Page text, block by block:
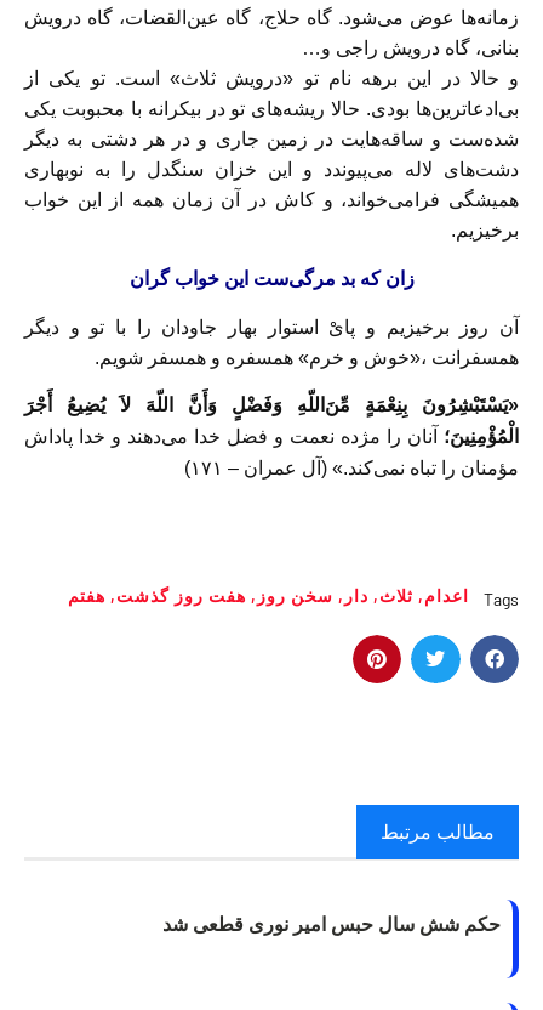
زمانه‌ها عوض مى‌شود. گاه حلاج، گاه عين‌القضات، گاه درويش
بنانى، گاه درويش راجى و…
و حالا در اين برهه نام تو «درويش ثلاث» است. تو يكى از
بى‌ادعاترين‌ها بودى. حالا ريشه‌هاى تو در بيكرانه با محبوبت يكى
شده‌ست و ساقه‌هايت در زمين جارى و در هر دشتى به ديگر
دشت‌هاى لاله مى‌پيوندد و اين خزان سنگدل را به نوبهارى
هميشگى فرامى‌خواند، و كاش در آن زمان همه از اين خواب
برخيزيم.
زان كه بد مرگى‌ست اين خواب گران
آن روز برخيزيم و پاىْ استوار بهار جاودان را با تو و ديگر
همسفرانت ،«خوش و خرم» همسفره و همسفر شويم.
«يَسْتَبْشِرُونَ بِنِعْمَةٍ مِّنَ‌اللّهِ وَفَضْلٍ وَأَنَّ‌ اللّهَ لاَ يُضِيعُ أَجْرَ
الْمُؤْمِنِينَ؛
آنان را مژده نعمت و فضل خدا می‌دهند و خدا پاداش
مؤمنان را تباه نمی‌کند.» (آل‌ عمران – ١٧١)
Tags اعدام, ثلاث, دار , سخن روز , هفت روز گذشت, هفتم
مطالب مرتبط
حکم شش سال حبس امیر نوری قطعی شد